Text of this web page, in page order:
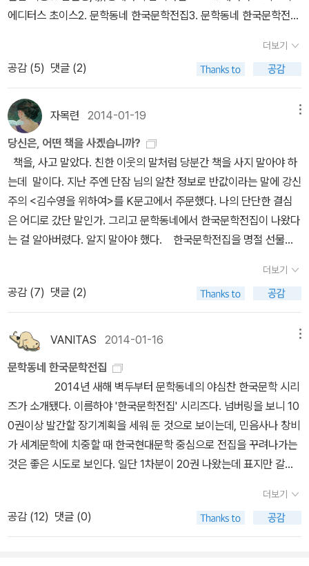
리고 공감가는 것이다. 누구나 다 알고 깨닫고 성숙하고 용서하고 감
자 위선이자 거짓말이다. 홍어를 떠올리면 어느 날 회식 자리에서
먹게 되었던 그 비릿하고 충격적인 맛이 코를 알싸하게 만든다. 정말
이지 지독했다. 첫맛이 전부라 착각하며 안심했던 나를 한번에 가격
했던 그 암모니아의 잔향. 그 후로 홍어는 나에게 쉽지 않다. 역시 같
은 작가의 이야기라는 표징. 떠난 아버지. 어머니와 남은 '나'라는 사
내아이. <잘 가요 엄마>와 비슷한 구도의 가족. 설국을 뚫고 하나씩
찾아오는 사람들. 그리고 또 떠낢. 사실 이 소설을 서사의 다이나믹함
으로 이해하려 하면 곤란한 부분이 많다. 그러나 가와바타 야스나리
의 <설국> 만큼 눈이 덮어버린 그 풍경 위로 사각 사각 밟고 걸어오
고 걸어나가는 사람들에 대한 관조는 그 자체로 하나의 산문시처럼
눈부시다. 작가는 소설을 쓴 것이 아니라 지난한 산고 끝에 새생명
다. 누가 이 이야기를 펼쳐든들 그의 호흡 앞에서 외면할 수 있을까.
이렇게도 아름다운데. 이렇게 시작하는 이야기. 그리고 이 눈을
뚫고 그해 겨울 눈을 살고 사는 삼례, 집을 나간 아버지가 결국 돌아올
것인지, 어머니는 그 아버지를 맞아줄 것인지, 부엌에서 사라져 버린
홍어는 어떻게 된 것인지, 모든 것에 대한 답 대신 그 질문들을 충실히
살아가는 인물들의 그 삶을 정직하게 맞아내는 열심에 그저 감탄하게
되어버리는 이야기. '홍어'는 하나의 구실에 지나지 않았다. 역시나 쉽
지 않고 역시나 끈질긴 잔향이 남는다. 그러니 홍어일 수밖에.
어야 다른 책을 읽어볼텐데. 진도가 나가질 않고 있어. 책은 무지 재미
드 카버, 무라카미 하루키, 밀란 쿤데라, 움베르토 에코, 이언 매큐언,
폴 오스터, 어니스트 헤밍웨이, E. M. 포스터, 가브리엘 가르시아 마
르케스, 오르한 파묵, 윌리엄 포크너, 필립 로스 열두명의 작가들이
[파리 리뷰]와 인터뷰한 내용이랜다. 급관심이 생기는데...
코난은 82편까지 나왔구나. 집에 있는 건 79권까지였던가? 아무
튼 80권은 없었던 것 같은데... 지난 여름에 내가 뭘 했지?오늘 출근
하다가 문득, 일본말...아, 지나가던 사람이 흘린 말을 주워들으면서
사투리와 일본말의 경계에 대해 생각이 꼬리를 물고 나오다가 일본말
을 배웠어야 일어 원서도 볼 수 있을 것이고...하다보니 원피스에까지
이르렀어. 원피스 원서. ㅠㅠㅠㅠ 오랫동안 책도 안사고... 주말에 읽
으려고 집어든 책은 지금까지도 다 읽지 못하고 계속 읽고 있는 중이
고. 정말 책읽기 진도만 안나가는게 아니라 책쌓기 진도도 안나가고
읽고 있는 책의 연장선에서 생각하게 될 책. 지금 읽고 있는 '대한민국
있는 것 같아서. 아무튼 그래서 더 속도가 붙고 있으니 오늘은 끝내버
리고 쫌! 재밌는 책을 꺼내 읽어야겠어.
에디터스 초이스2. 문학동네 한국문학전집3. 문학동네 한국문학전집
폴 오스터의 독특한 형식의 회고록으로,생의 감각적 경험을 기술하는
데 집중한 점, 인과관계나 시간적 순서에 얽매이지 않는 비선형적 구
성, 자신을 2인칭으로 묘사하는 관찰자 시점이 특징이라고 합니
다. 이번에 나온 <겨울일기>에 이어 미국에서는 이미 출간된 이어지
는 책인 <내면 보고서>도 곧 우리나라에도 나오지 않을까 합니다. 이
번책도 열린책들에서 출간되었습니다. 2. 사진관집 이층-- 신경림--
창비시선 370이고, 2014년인 올해 팔순을 맞는 신경림 시인의 열한
번째 시집입니다. 2008년 <낙타> 이후 6년만인 이번 시집에서는
'한평생 가난한 삶들에서 우러나오는 이야기들을 고졸하게 읊조리며
인생에 대한 깨달음'을 건네는 '맑고 순수하고 단순한 시편들'을 만날
수 있을 것 같습니다. 등단 59년차에 접어든 시인의 삶에 대한 깊이
와 지나온 인생에 대한 것들을 시라는 언어가 가진 서정적 어조로 써
내려가지 않았을까 합니다. 3. 新황태자비 납치사건-- 김진명-- 13
시발매가 된다고 합니다. 명성황후 시해 미스터리에 난징대학살의 비
밀이 더해지고, 일본역사교과서 왜곡문제와, 독도와 댜오위다오 문제
까지 더해져, 한중일 세나라의 과거사와 현재의 문제까지 소설속에서
찾아볼 수 있을 것으로 보입니다. -- <황태자비 납치사건>은
알라딘에서 검색해보면, 앞서 나온 책으로 2001년, 2003년, 2010
년판이 검색이 됩니다. 2010년판부터는 출판사가 새움이고, 그 앞의
책은 해냄입니다. 4. 애거서 크리스티 에디터스 초이스 세트 1.
트 세트3. 에르퀼 푸아로 추리 베스트 세트4. 미스 마플 추리 베스트
세트 -- 앞서 나온 베스트 세트는 2008년에 나온 책인데, 지금은 절
판으로 나오고 있습니다만, 소장하고 계신 분들도 계실듯해서 올려봅
더보기
공감 (5) 댓글 (2)
자목련 2014-01-19
당신은, 어떤 책을 사겠습니까?
책을, 사고 말았다. 친한 이웃의 말처럼 당분간 책을 사지 말아야 하
는데 말이다. 지난 주엔 단잠 님의 알찬 정보로 반값이라는 말에 강신
주의 <김수영을 위하여>를 K문고에서 주문했다. 나의 단단한 결심
은 어디로 갔단 말인가. 그리고 문학동네에서 한국문학전집이 나왔다
는 걸 알아버렸다. 알지 말아야 했다. 한국문학전집을 명절 선물로
라는 걸 알지만, 이 중에서 내가 구매할 책은 손에 꼽는다. 읽지 못해
서 내내 궁금했던 이승우의 <식물들의 사생활>, 아직도 이 책을 읽지
않았다고 말하는 게 부끄럽지만 김훈의 <칼의 노래>, 표지에 반해서
소장하고 싶은 김연수의 <네가 누구든 얼마나 외롭든>, 윤대녕의 찬
연한 문장을 만날 수 있는 소설집 <반달>까지, 장바구니를 채웠다 비
우기를 계속한다. 한국문학전집과는
별개로 김훈의 단편집 <강산무진>, 읽지 못한 세계문학에 대한 갈증
을 대신 해결해 줄 <한국작가가 읽은 세계문학>, 김윤영의 <타잔>을
주문하려 한다.
더보기
공감 (7) 댓글 (2)
VANITAS 2014-01-16
문학동네 한국문학전집
2014년 새해 벽두부터 문학동네의 야심찬 한국문학 시리
즈가 소개됐다. 이름하야 '한국문학전집' 시리즈다. 넘버링을 보니 10
0권이상 발간할 장기계획을 세워 둔 것으로 보이는데, 민음사나 창비
가 세계문학에 치중할 때 한국현대문학 중심으로 전집을 꾸려나가는
것은 좋은 시도로 보인다. 일단 1차분이 20권 나왔는데 표지만 갈아
성했다는 것으로 일단 만족해야 할 것 같다. 디자인면에서도 한국문
학전집 답게 군더더기 없이 깔끔한 모양새를 보여주고 있다. 차후 추
가 될 작품이 기대된다. 001 김승옥 - 생명연습002 황석영 - 개밥바
더보기
공감 (12) 댓글 (0)